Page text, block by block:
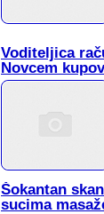
Voditeljica
Novcem
Šokantan
sucima